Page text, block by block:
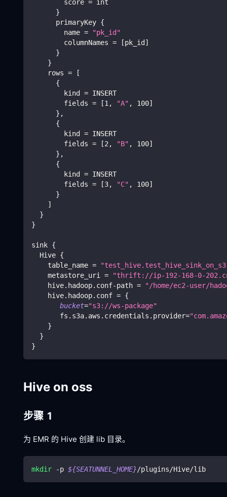
        score
= int
}
      primaryKey
{
        name
=
"pk_id"
        columnNames
= [pk_id ]
}
}
    rows
=
[
{
        kind
= INSERT
        fields
= [1 , "A" , 100]
} ,
{
        kind
= INSERT
        fields
= [2 , "B" , 100]
} ,
{
        kind
= INSERT
        fields
= [3, "C" , 100]
}
]
}
}
sink {
  Hive
{
    table_name
=
    metastore_uri
=
"thrift://ip-192-168-0-
    hive.hadoop.conf-path
=
"/home/ec2-user/
    hive.hadoop.conf
= {
bucket="s3://ws-package"
       fs.s3a.aws.credentials.provider
=
}
}
}
Hive on oss
步骤 1
为 EMR 的 Hive 创建 lib 目录。
mkdir -p ${SEATUNNEL_HOME}/plugins/Hive/lib